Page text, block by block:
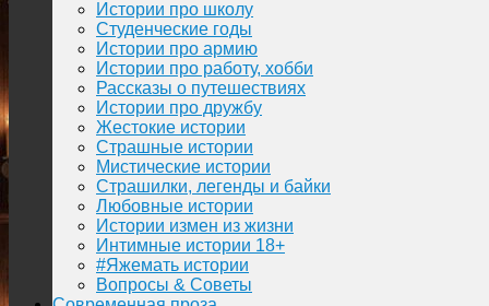
Истории про школу
Студенческие годы
Истории про армию
Истории про работу, хобби
Рассказы о путешествиях
Истории про дружбу
Жестокие истории
Страшные истории
Мистические истории
Страшилки, легенды и байки
Любовные истории
Истории измен из жизни
Интимные истории 18+
#Яжемать истории
Вопросы & Советы